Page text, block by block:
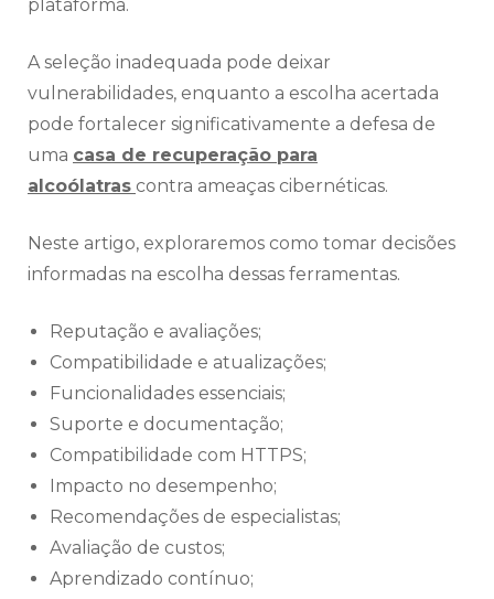
plataforma.
A seleção inadequada pode deixar
vulnerabilidades, enquanto a escolha acertada
pode fortalecer significativamente a defesa de
uma casa de recuperação para
alcoólatras contra ameaças cibernéticas.
Neste artigo, exploraremos como tomar decisões
informadas na escolha dessas ferramentas.
Reputação e avaliações;
Compatibilidade e atualizações;
Funcionalidades essenciais;
Suporte e documentação;
Compatibilidade com HTTPS;
Impacto no desempenho;
Recomendações de especialistas;
Avaliação de custos;
Aprendizado contínuo;